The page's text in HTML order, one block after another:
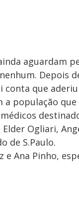
aguardam
Depois
conta que aderiu
população que
Ogliari,
de S.Paulo.
e Ana Pinho,